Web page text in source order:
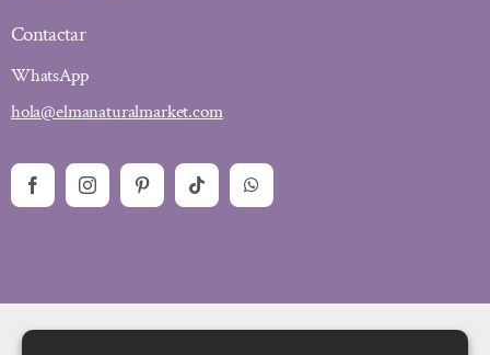
Contactar
WhatsApp
hola@elmanaturalmarket.com